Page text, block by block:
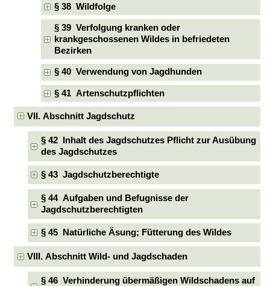
§ 38 Wildfolge
§ 39 Verfolgung kranken oder
krankgeschossenen Wildes in befriedeten
Bezirken
§ 40 Verwendung von Jagdhunden
§ 41 Artenschutzpflichten
VII. Abschnitt Jagdschutz
§ 42 Inhalt des Jagdschutzes Pflicht zur Ausübung
des Jagdschutzes
§ 43 Jagdschutzberechtigte
§ 44 Aufgaben und Befugnisse der
Jagdschutzberechtigten
§ 45 Natürliche Äsung; Fütterung des Wildes
VIII. Abschnitt Wild- und Jagdschaden
§ 46 Verhinderung übermäßigen Wildschadens auf